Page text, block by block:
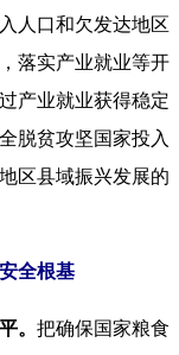
人口和欠发达地区
落实产业就业等开
产业就业获得稳定
脱贫攻坚国家投入
区县域振兴发展的
全根基
。 把确保国家粮食